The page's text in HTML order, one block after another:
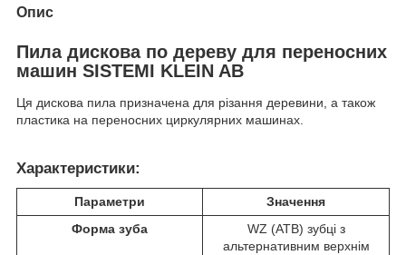
Опис
Пила дискова по дереву для переносних
машин SISTEMI KLEIN AB
Ця дискова пила призначена для різання деревини, а також
пластика на переносних циркулярних машинах.
Характеристики:
Параметри
Значення
Форма зуба
WZ (ATB) зубці з
альтернативним верхнім